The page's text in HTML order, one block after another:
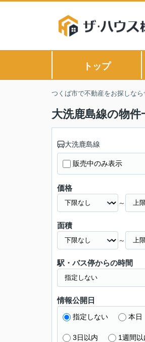
トップ
つくば市で不動産をお探しなら
大洗鹿島線の物件
大洗鹿島線
販売中のみ表示
価格
～
面積
～
駅・バス停からの時間
情報公開日
指定しない 本日
3日以内 1週間以